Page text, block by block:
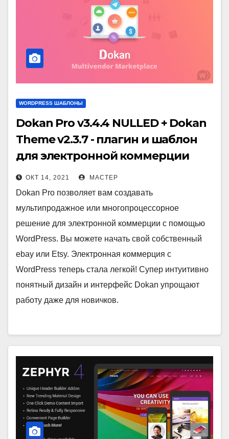
WORDPRESS ШАБЛОНЫ
Dokan Pro v3.4.4 NULLED + Dokan
Theme v2.3.7 - плагин и шаблон
для электронной коммерции
WordPress
ОКТ 14, 2021 МАСТЕР
Dokan Pro позволяет вам создавать
мультипродажное или многопроцессорное
решение для электронной коммерции с помощью
WordPress. Вы можете начать свой собственный
ebay или Etsy. Электронная коммерция с
WordPress теперь стала легкой! Супер интуитивно
понятный дизайн и интерфейс Dokan упрощают
работу даже для новичков.